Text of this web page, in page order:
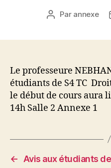
Auteur
Par annexe
Le professeure
étudiants de S4 TC
le début de cours aura
14h Salle 2 Annexe 1
←
Avis aux étudiants